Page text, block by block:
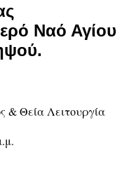
Ναό Αγίου
& Θεία Λειτουργία